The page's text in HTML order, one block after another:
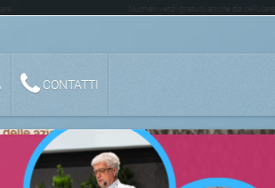
Numeri verdi gratuiti anche da cellulare
CONTATTI